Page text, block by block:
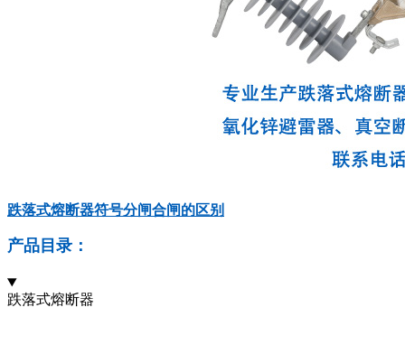
跌落式熔断器符号分闸合闸的区别
产品目录：
跌落式熔断器